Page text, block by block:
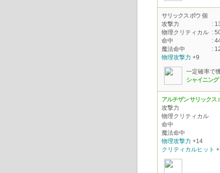
サリックス ボウ 個
攻撃力
:
物理クリティカル :
命中
:
魔法命中
:
物理攻撃力 +9
一定確率で
シャイニン
アルチザン サリックス
攻撃力
物理クリティカル
命中
魔法命中
物理攻撃力 +14
クリティカルヒット